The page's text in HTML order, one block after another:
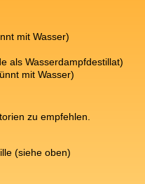
mit Wasser)
als Wasserdampfdestillat)
mit Wasser)
zu empfehlen.
(siehe oben)